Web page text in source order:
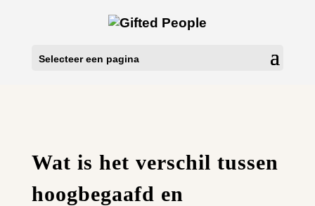
Selecteer een pagina
Wat is het verschil tussen
hoogbegaafd en